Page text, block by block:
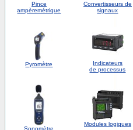
Pince
ampèremétrique
Convertisseurs de
signaux
Pyromètre
Indicateurs
de processus
Sonomètre
Modules logiques